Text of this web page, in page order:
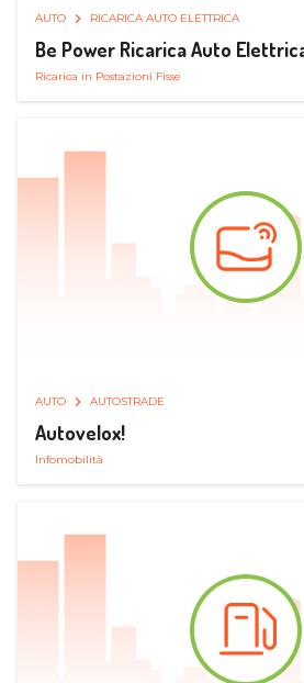
AUTO RICARICA AUTO ELETTRICA
Be Power Ricarica Auto
Ricarica in Postazioni Fisse
AUTO AUTOSTRADE
Autovelox!
Infomobilità